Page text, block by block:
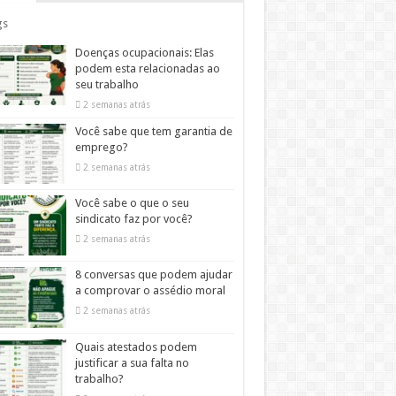
Doenças ocupacionais: Elas
podem esta relacionadas ao
seu trabalho
2 semanas atrás
Você sabe que tem garantia de
emprego?
2 semanas atrás
Você sabe o que o seu
sindicato faz por você?
2 semanas atrás
8 conversas que podem ajudar
a comprovar o assédio moral
2 semanas atrás
Quais atestados podem
justificar a sua falta no
trabalho?